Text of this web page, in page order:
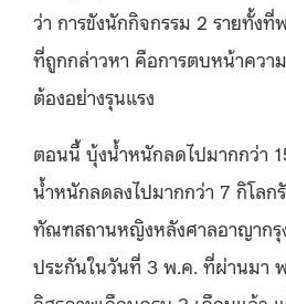
ว่า การขังนักกิจกรรม 2 รายทั้งที่
ที่ถูกกล่าวหา คือการตบหน้าควา
ต้องอย่างรุนแรง
ตอนนี้ บุ้งน้ำหนักลดไปมากกว่า
น้ำหนักลดลงไปมากกว่า 7 กิโลก
ทัณฑสถานหญิงหลังศาลอาญากรุ
ประกันในวันที่ 3 พ.ค. ที่ผ่านมา